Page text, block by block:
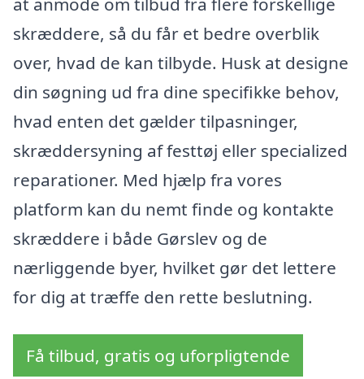
skræddere, så du får et bedre overblik
over, hvad de kan tilbyde. Husk at designe
din søgning ud fra dine specifikke behov,
hvad enten det gælder tilpasninger,
skræddersyning af festtøj eller specialized
reparationer. Med hjælp fra vores
platform kan du nemt finde og kontakte
skræddere i både Gørslev og de
nærliggende byer, hvilket gør det lettere
for dig at træffe den rette beslutning.
Få tilbud, gratis og uforpligtende